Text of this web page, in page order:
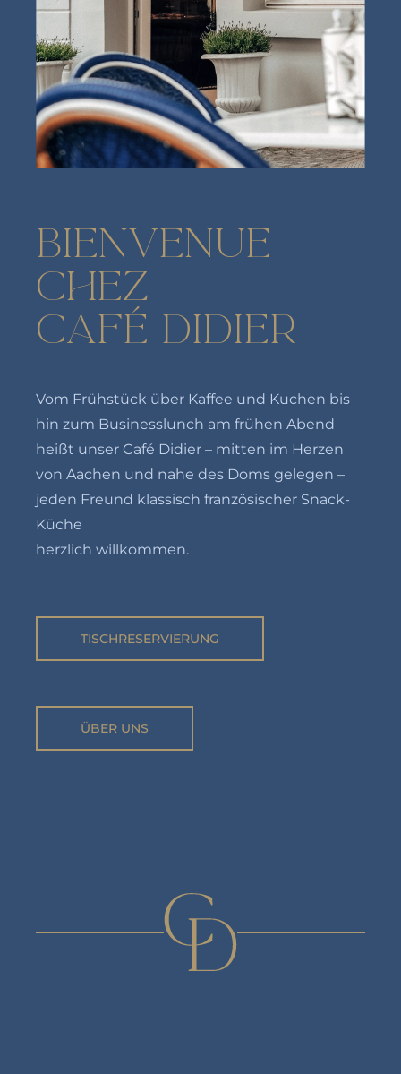
BIENVENUE
CHEZ
CAFÉ DIDIER
Vom Frühstück über Kaffee und Kuchen bis
hin zum Businesslunch am frühen Abend
heißt unser Café Didier – mitten im Herzen
von Aachen und nahe des Doms gelegen –
jeden Freund klassisch französischer Snack-
Küche
herzlich willkommen.
TISCHRESERVIERUNG
ÜBER UNS